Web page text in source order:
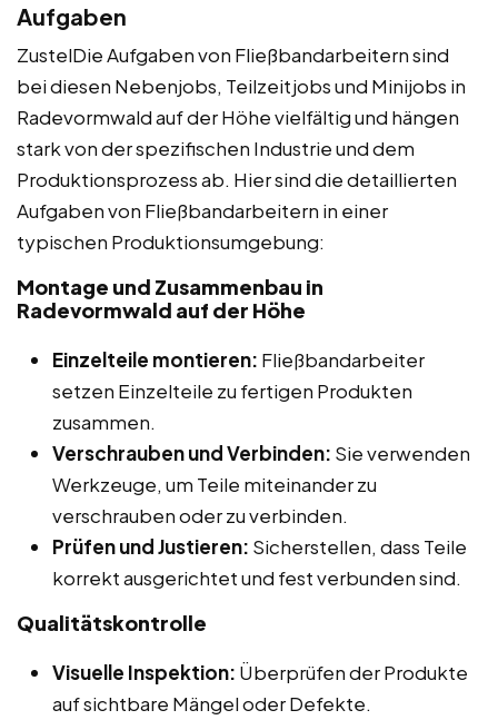
Aufgaben
ZustelDie Aufgaben von Fließbandarbeitern sind
bei diesen Nebenjobs, Teilzeitjobs und Minijobs in
Radevormwald auf der Höhe vielfältig und hängen
stark von der spezifischen Industrie und dem
Produktionsprozess ab. Hier sind die detaillierten
Aufgaben von Fließbandarbeitern in einer
typischen Produktionsumgebung:
Montage und Zusammenbau in
Radevormwald auf der Höhe
Einzelteile montieren: Fließbandarbeiter
setzen Einzelteile zu fertigen Produkten
zusammen.
Verschrauben und Verbinden: Sie verwenden
Werkzeuge, um Teile miteinander zu
verschrauben oder zu verbinden.
Prüfen und Justieren: Sicherstellen, dass Teile
korrekt ausgerichtet und fest verbunden sind.
Qualitätskontrolle
Visuelle Inspektion: Überprüfen der Produkte
auf sichtbare Mängel oder Defekte.